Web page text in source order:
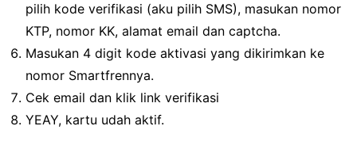
pilih kode verifikasi (aku pilih SMS), masukan nomor
KTP, nomor KK, alamat email dan captcha.
Masukan 4 digit kode aktivasi yang dikirimkan ke
nomor Smartfrennya.
Cek email dan klik link verifikasi
YEAY, kartu udah aktif.